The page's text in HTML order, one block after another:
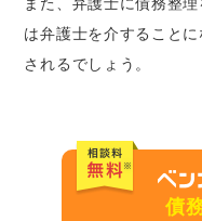
また、弁護士に債務整
は弁護士を介すること
されるでしょう。
債